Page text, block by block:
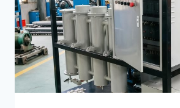
方
法
预
防
指
南